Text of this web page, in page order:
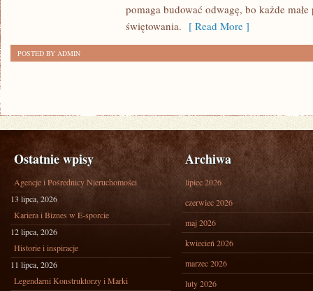
pomaga budować odwagę, bo każde
świętowania. [ Read More ]
POSTED BY ADMIN
Ostatnie wpisy
Agencje i Pośrednicy Nieruchomości
13 lipca, 2026
Kariera i Biznes w E-sporcie
12 lipca, 2026
Historie i inspiracje
11 lipca, 2026
Legendarni Konstruktorzy i Marki
Archiwa
lipiec 2026
czerwiec 2026
maj 2026
kwiecień 2026
marzec 2026
luty 2026